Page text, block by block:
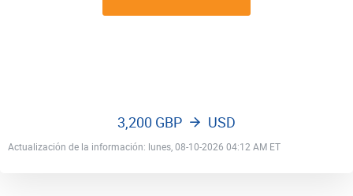
Actualización de la información: lunes, 08-10-2026 04:12 AM ET
3,200 GBP USD